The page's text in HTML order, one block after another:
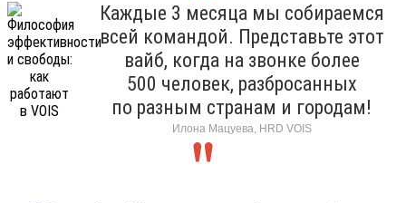
Каждые 3 месяца мы собираемся
всей командой. Представьте этот
вайб, когда на звонке более
500 человек, разбросанных
по разным странам и городам!
Илона Мацуева, HRD VOIS